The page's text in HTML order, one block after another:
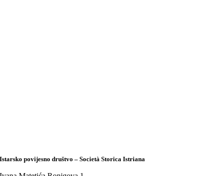
Istarsko povijesno društvo – Società Storica Istriana